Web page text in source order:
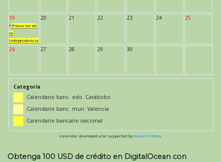
19
* Precursor de
la
Independencia
20 21 22 23 24 25
26 27 28 29 30
Categoría
Calendario banc. edo. Carabobo
Calendario banc. mun. Valencia
Calendario bancario nacional
Calendar developed and supported by Kieran O'Shea
Obtenga 100 USD de crédito en DigitalOcean con